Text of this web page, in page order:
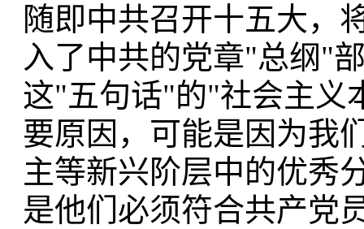
随即中共召开十五大，
入了中共的党章"总纲"
这"五句话"的"社会主义
要原因，可能是因为我
主等新兴阶层中的优秀
是他们必须符合共产党